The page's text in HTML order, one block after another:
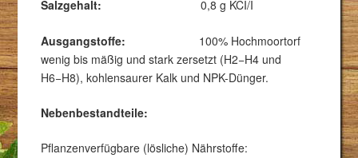
Salzgehalt: 0,8 g KCI/I
Ausgangstoffe: 100% Hochmoortorf
wenig bis mäßig und stark zersetzt (H2−H4 und
H6−H8), kohlensaurer Kalk und NPK-Dünger.
Nebenbestandteile:
Pflanzenverfügbare (lösliche) Nährstoffe: